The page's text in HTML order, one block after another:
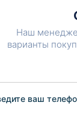
Наш
варианты
ваш